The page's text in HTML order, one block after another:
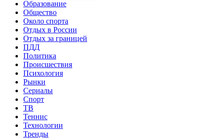
Образование
Общество
Около спорта
Отдых в России
Отдых за границей
ПДД
Политика
Происшествия
Психология
Рынки
Сериалы
Спорт
ТВ
Теннис
Технологии
Тренды